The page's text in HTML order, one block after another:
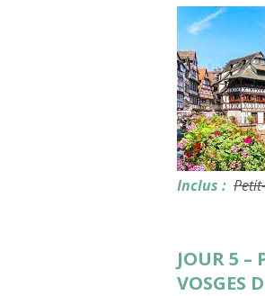
Inclus :
JOUR 5 –
VOSGES